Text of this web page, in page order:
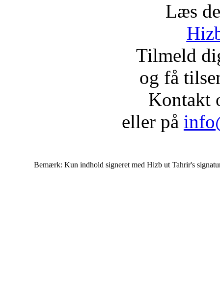
Læs
Tilmeld
og få
Kontakt
eller på
Bemærk: Kun indhold signeret med Hizb ut Tahrir's